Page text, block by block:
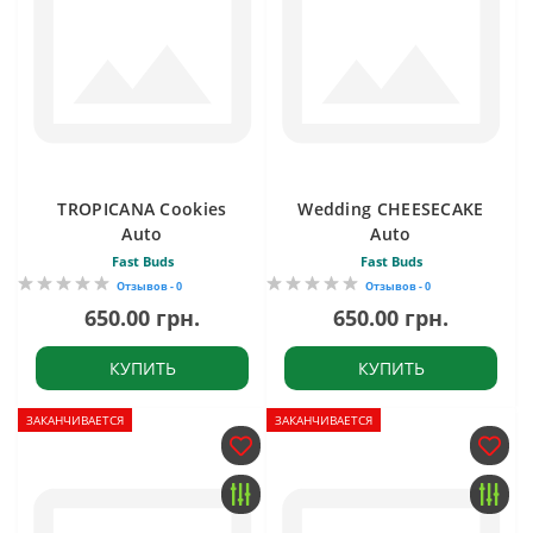
TROPICANA Cookies
Auto
Fast Buds
Отзывов - 0
650.00 грн.
КУПИТЬ
Wedding CHEESECAKE
Auto
Fast Buds
Отзывов - 0
650.00 грн.
КУПИТЬ
ЗАКАНЧИВАЕТСЯ ЗАКАНЧИВАЕТСЯ